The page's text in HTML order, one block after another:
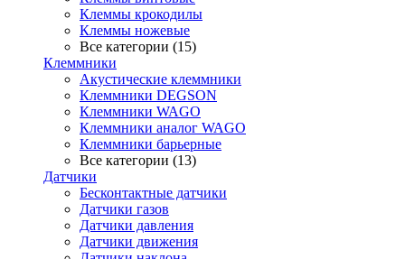
Клеммы крокодилы
Клеммы ножевые
Все категории (15)
Клеммники
Акустические клеммники
Клеммники DEGSON
Клеммники WAGO
Клеммники аналог WAGO
Клеммники барьерные
Все категории (13)
Датчики
Бесконтактные датчики
Датчики газов
Датчики давления
Датчики движения